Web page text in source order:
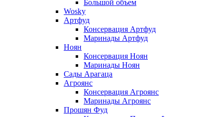
Большой объем
Wosky
Артфуд
Консервация Артфуд
Маринады Артфуд
Ноян
Консервация Ноян
Маринады Ноян
Сады Арагаца
Агроянс
Консервация Агроянс
Маринады Агроянс
Прошян Фуд